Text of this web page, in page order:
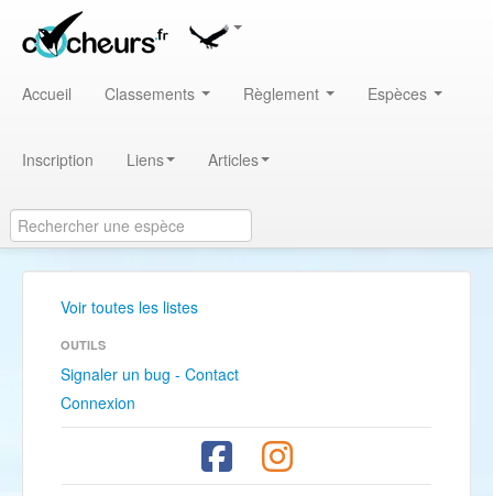
Accueil Classements Règlement Espèces
Inscription Liens Articles
Voir toutes les listes
OUTILS
Signaler un bug - Contact
Connexion